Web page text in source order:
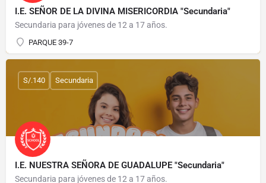
I.E. SEÑOR DE LA DIVINA MISERICORDIA "Secundaria"
Secundaria para jóvenes de 12 a 17 años.
PARQUE 39-7
I.E. NUESTRA SEÑORA DE GUADALUPE "Secundaria"
Secundaria para jóvenes de 12 a 17 años.
S/.140 Secundaria